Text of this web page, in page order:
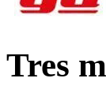
Tres